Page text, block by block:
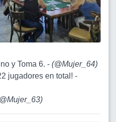
y Toma 6. - (@Mujer_64)
jugadores en total! -
)